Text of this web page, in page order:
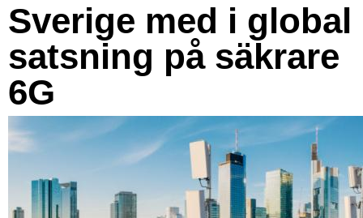
Sverige med i global
satsning på säkrare
6G